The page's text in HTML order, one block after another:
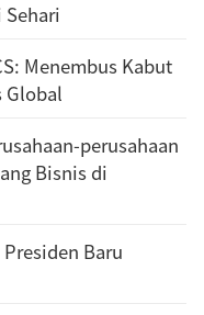
Sehari
Menembus Kabut
Global
perusahaan
Bisnis di
Baru